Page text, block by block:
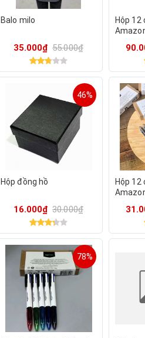
Balo milo
35.000₫ 55.000₫
Hộp 12
Viết
46%
Hộp đồng hồ
16.000₫ 30.000₫
Hộp 12
Viết
78%